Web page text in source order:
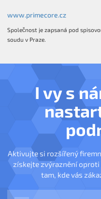
www.primecore.cz
Společnost je zapsaná pod
soudu v Praze.
I vy s
Aktivujte si rozšířený
získejte zvýraznění
tam, kde vás